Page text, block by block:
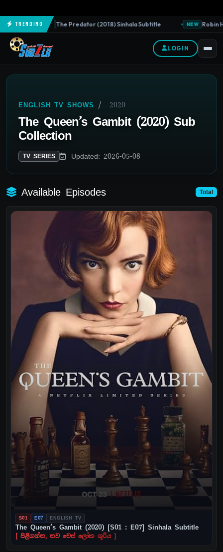
TrendingNEW The Predator (2018) Sinhala Subtitle NEW Robin
LOGIN
ENGLISH TV SHOWS / 2020
The Queen’s Gambit (2020) Sub
Collection
TV SERIES Updated: 2026-05-08
Available Episodes Total
S01 E07 ENGLISH TV
The Queen’s Gambit (2020) [S01 : E07] Sinhala Subtitle
[ පිළිගන්න, නව චෙස් ලෝක ශූරීය ]